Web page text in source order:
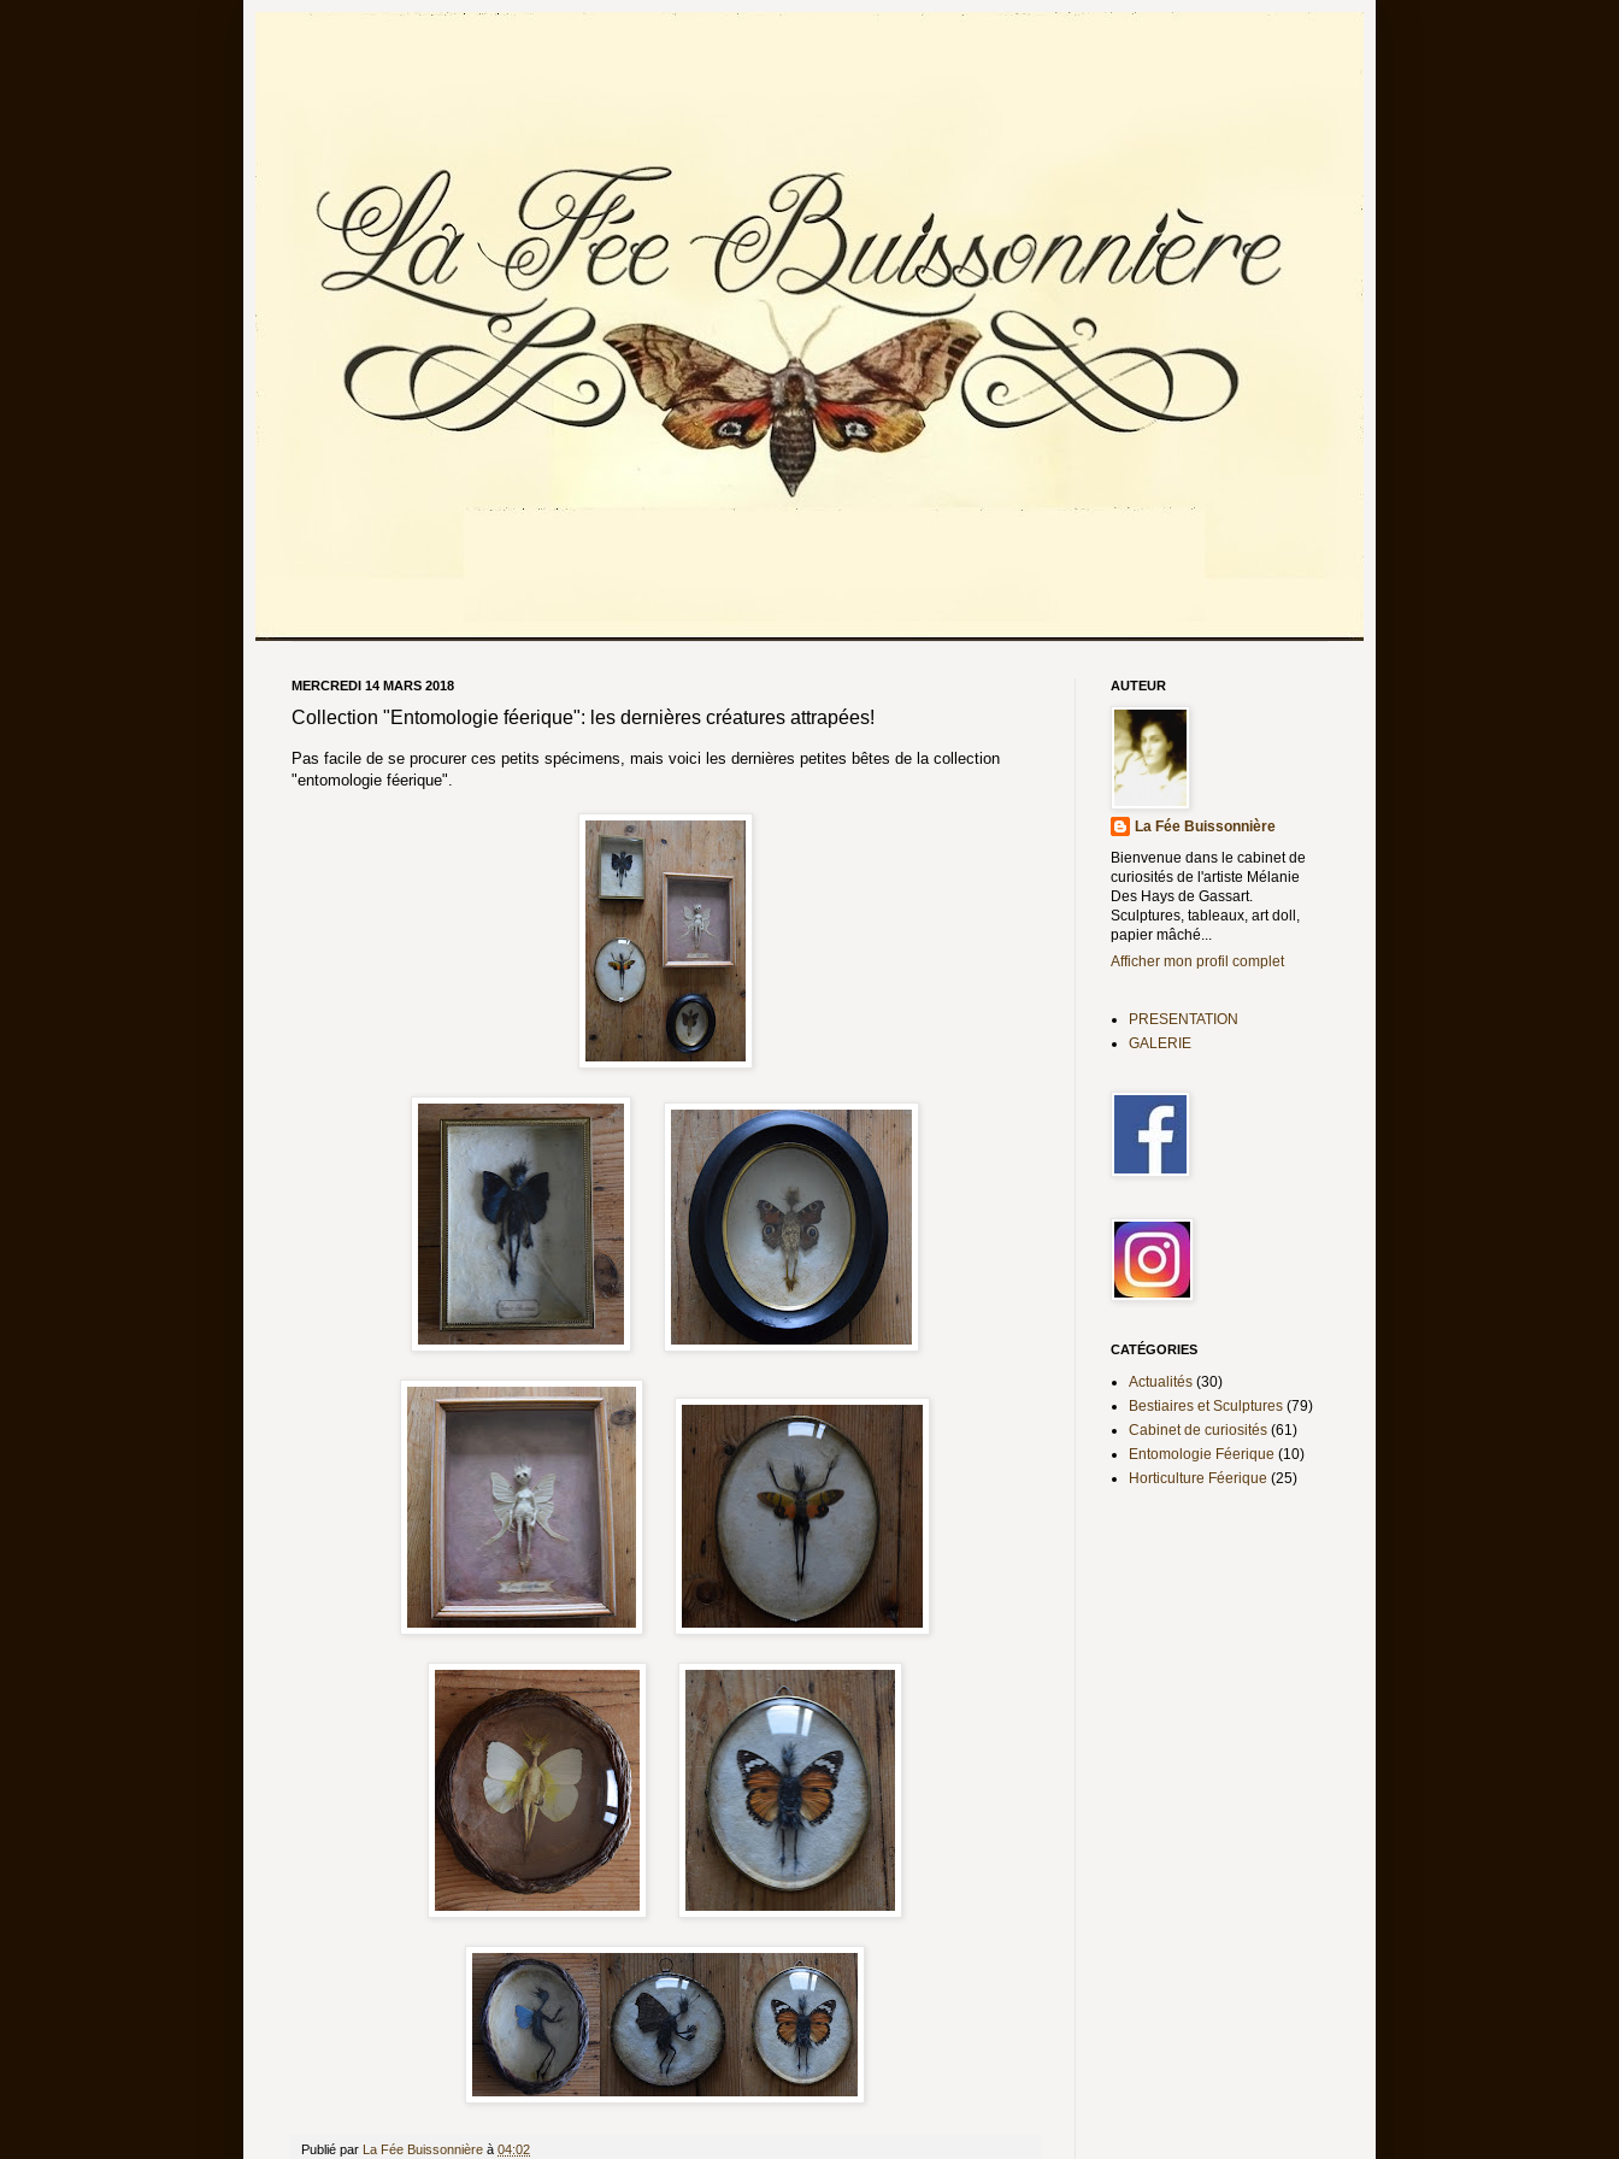
MERCREDI 14 MARS 2018
Collection "Entomologie féerique": les dernières créatures attrapées!
Pas facile de se procurer ces petits spécimens, mais voici les dernières petites bêtes de la collection
"entomologie féerique".
Publié par La Fée Buissonnière à 04:02
AUTEUR
La Fée Buissonnière
Bienvenue dans le cabinet de
curiosités de l'artiste Mélanie
Des Hays de Gassart.
Sculptures, tableaux, art doll,
papier mâché...
Afficher mon profil complet
PRESENTATION
GALERIE
CATÉGORIES
Actualités (30)
Bestiaires et Sculptures (79)
Cabinet de curiosités (61)
Entomologie Féerique (10)
Horticulture Féerique (25)